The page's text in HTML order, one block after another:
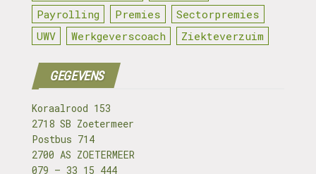
Payrolling
Premies
Sectorpremies
UWV
Werkgeverscoach Ziekteverzuim
GEGEVENS
Koraalrood 153
2718 SB Zoetermeer
Postbus 714
2700 AS ZOETERMEER
079 – 33 15 444